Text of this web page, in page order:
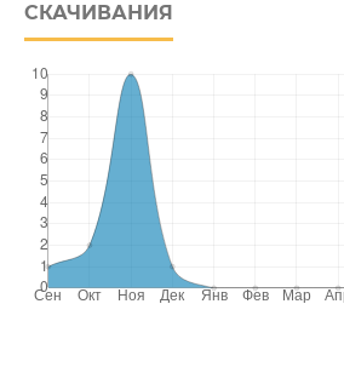
СКАЧИВАНИЯ